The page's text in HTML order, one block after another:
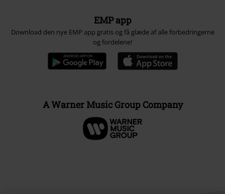
EMP app
Download den nye EMP app gratis og få glæde af alle forbedringerne
og fordelene!
A Warner Music Group Company